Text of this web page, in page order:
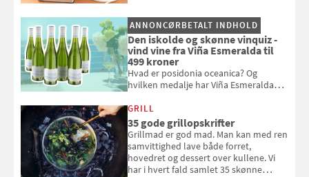
og se, hvordan du gør
ANNONCØRBETALT INDHOLD
Den iskolde og skønne vinquiz -
vind vine fra Viña Esmeralda til
499 kroner
Hvad er posidonia oceanica? Og
hvilken medalje har Viña Esmeralda
med i Samvirkes skønne vinquiz, hvor
du kan vinde 6 flasker vin fra Viña
Esmeralda. Konkurrencen slutter 1.
september 2026.
GRILL
35 gode grillopskrifter
Grillmad er god mad. Man kan med ren
samvittighed lave både forret,
hovedret og dessert over kullene. Vi
har i hvert fald samlet 35 skønne